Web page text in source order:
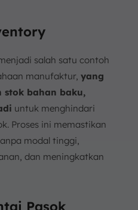
salah satu contoh
manufaktur, yang
stok bahan baku,
untuk menghindari
Proses ini memastikan
modal tinggi,
dan meningkatkan
Pasok